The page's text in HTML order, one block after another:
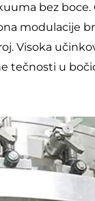
bez
modulacije
Visoka
tečnosti u